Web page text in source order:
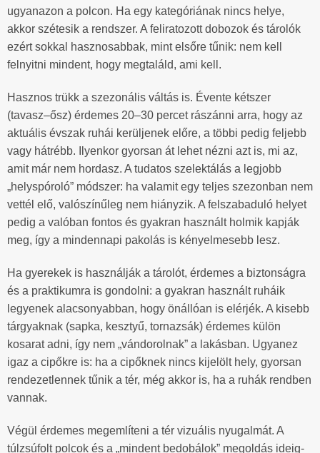
ugyanazon a polcon. Ha egy kategóriának nincs helye,
akkor szétesik a rendszer. A feliratozott dobozok és tárolók
ezért sokkal hasznosabbak, mint elsőre tűnik: nem kell
felnyitni mindent, hogy megtaláld, ami kell.
Hasznos trükk a szezonális váltás is. Évente kétszer
(tavasz–ősz) érdemes 20–30 percet rászánni arra, hogy az
aktuális évszak ruhái kerüljenek előre, a többi pedig feljebb
vagy hátrébb. Ilyenkor gyorsan át lehet nézni azt is, mi az,
amit már nem hordasz. A tudatos szelektálás a legjobb
„helyspóroló” módszer: ha valamit egy teljes szezonban nem
vettél elő, valószínűleg nem hiányzik. A felszabaduló helyet
pedig a valóban fontos és gyakran használt holmik kapják
meg, így a mindennapi pakolás is kényelmesebb lesz.
Ha gyerekek is használják a tárolót, érdemes a biztonságra
és a praktikumra is gondolni: a gyakran használt ruháik
legyenek alacsonyabban, hogy önállóan is elérjék. A kisebb
tárgyaknak (sapka, kesztyű, tornazsák) érdemes külön
kosarat adni, így nem „vándorolnak” a lakásban. Ugyanez
igaz a cipőkre is: ha a cipőknek nincs kijelölt hely, gyorsan
rendezetlennek tűnik a tér, még akkor is, ha a ruhák rendben
vannak.
Végül érdemes megemlíteni a tér vizuális nyugalmát. A
túlzsúfolt polcok és a „mindent bedobálok” megoldás ideig-